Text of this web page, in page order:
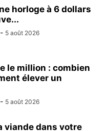
horloge à 6 dollars
- 5 août 2026
le million : combien
élever un
- 5 août 2026
viande dans votre